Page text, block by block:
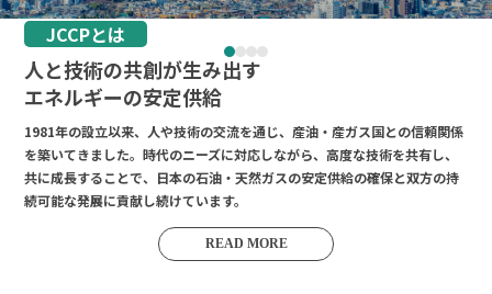
JCCPとは
人と技術の共創が生み出す
エネルギーの安定供給
1981年の設立以来、人や技術の交流を通じ、産油・産ガス国との信頼関係
を築いてきました。時代のニーズに対応しながら、高度な技術を共有し、
共に成長することで、日本の石油・天然ガスの安定供給の確保と双方の持
続可能な発展に貢献し続けています。
READ MORE